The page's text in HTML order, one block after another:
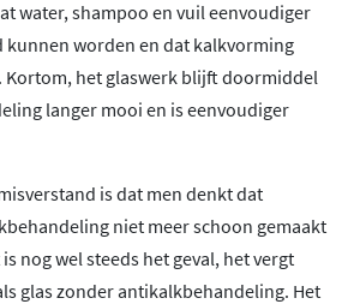
water, shampoo en vuil eenvoudiger
kunnen worden en dat kalkvorming
het glaswerk blijft doormiddel
langer mooi en is eenvoudiger
is dat men denkt dat
niet meer schoon gemaakt
nog wel steeds het geval, het vergt
glas zonder antikalkbehandeling. Het